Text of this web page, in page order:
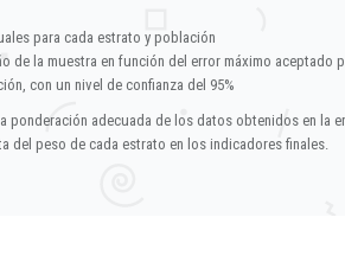
para cada estrato y población
de la muestra en función del error máximo aceptado
con un nivel de confianza del 95%
ponderación adecuada de los datos obtenidos en la
del peso de cada estrato en los indicadores finales.